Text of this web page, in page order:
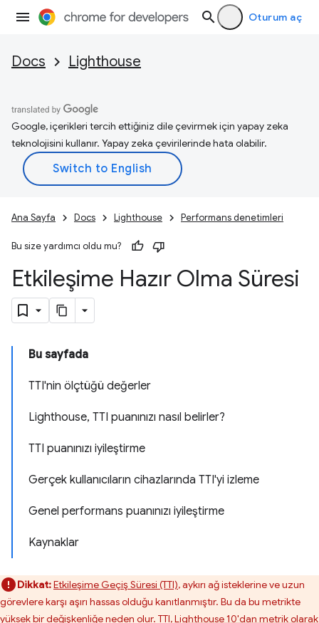
Oturum aç
Docs Lighthouse
Google, içerikleri tercih ettiğiniz dile çevirmek için yapay zeka
teknolojisini kullanır. Yapay zeka çevirilerinde hata olabilir.
Ana Sayfa Docs Lighthouse Performans denetimleri
Bu size yardımcı oldu mu?
Etkileşime Hazır Olma Süresi
Bu sayfada
TTI'nin ölçtüğü değerler
Lighthouse, TTI puanınızı nasıl belirler?
TTI puanınızı iyileştirme
Gerçek kullanıcıların cihazlarında TTI'yi izleme
Genel performans puanınızı iyileştirme
Kaynaklar
Dikkat:Etkileşime Geçiş Süresi (TTI), aykırı ağ isteklerine ve uzun
görevlere karşı aşırı hassas olduğu kanıtlanmıştır. Bu da bu metrikte
yüksek bir değişkenliğe neden olur. TTI,Lighthouse 10'dan metrik olarak